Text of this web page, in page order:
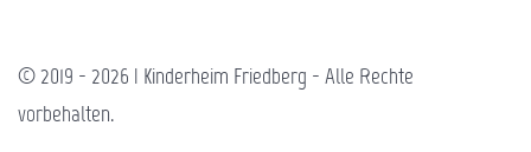
© 2019 - 2026 | Kinderheim Friedberg - Alle Rechte
vorbehalten.